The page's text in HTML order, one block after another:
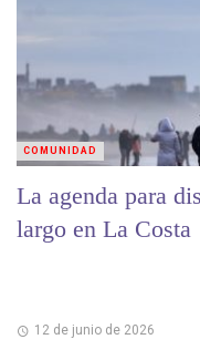
La agenda para
largo en La Costa
12 de junio de 2026
COMUNIDAD